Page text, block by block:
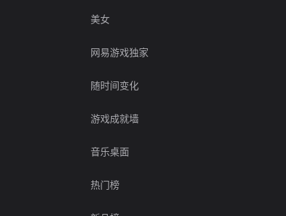
美女
网易游戏独家
随时间变化
游戏成就墙
音乐桌面
热门榜